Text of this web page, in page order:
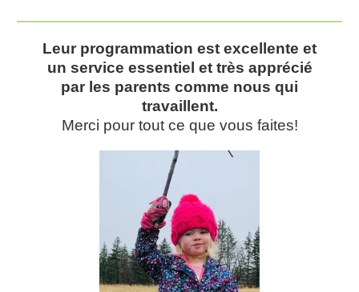
Leur programmation est excellente et
un service essentiel et très apprécié
par les parents comme nous qui
travaillent.
Merci pour tout ce que vous faites!